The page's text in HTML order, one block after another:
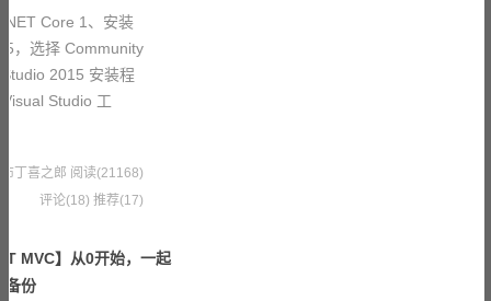
Core 1、安装
，选择 Community
2015 安装程
Studio 工
丁喜之郎 阅读(21168)
评论(18) 推荐(17)
MVC】从0开始，一起
备份